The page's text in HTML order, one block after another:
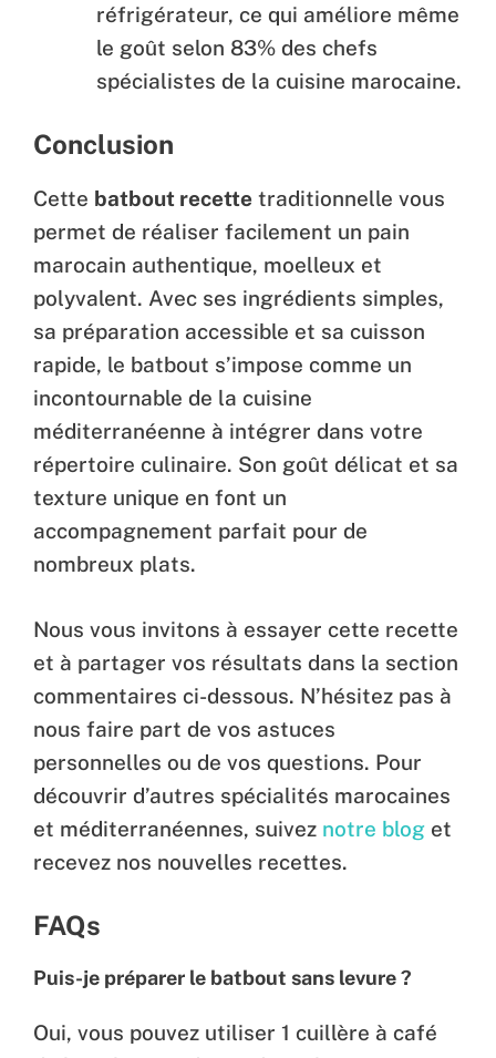
réfrigérateur, ce qui améliore même
le goût selon 83% des chefs
spécialistes de la cuisine marocaine.
Conclusion
Cette batbout recette traditionnelle vous
permet de réaliser facilement un pain
marocain authentique, moelleux et
polyvalent. Avec ses ingrédients simples,
sa préparation accessible et sa cuisson
rapide, le batbout s’impose comme un
incontournable de la cuisine
méditerranéenne à intégrer dans votre
répertoire culinaire. Son goût délicat et sa
texture unique en font un
accompagnement parfait pour de
nombreux plats.
Nous vous invitons à essayer cette recette
et à partager vos résultats dans la section
commentaires ci-dessous. N’hésitez pas à
nous faire part de vos astuces
personnelles ou de vos questions. Pour
découvrir d’autres spécialités marocaines
et méditerranéennes, suivez notre blog et
recevez nos nouvelles recettes.
FAQs
Puis-je préparer le batbout sans levure ?
Oui, vous pouvez utiliser 1 cuillère à café